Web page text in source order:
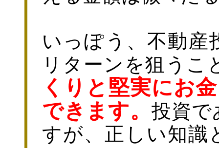
いっぽう、不動産
リターンを狙うこ
くりと堅実にお
できます。投資で
すが、正しい知識